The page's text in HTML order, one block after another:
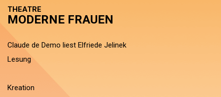
THEATRE
MODERNE FRAUEN
Claude de Demo liest Elfriede Jelinek
Lesung
Kreation